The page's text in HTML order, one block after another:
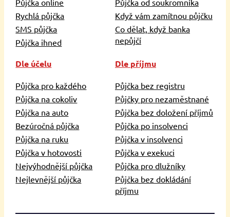
Půjčka online
Rychlá půjčka
SMS půjčka
Půjčka ihned
Půjčka od soukromníka
Když vám zamítnou půjčku
Co dělat, když banka
nepůjčí
Dle účelu
Půjčka pro každého
Půjčka na cokoliv
Půjčka na auto
Bezúročná půjčka
Půjčka na ruku
Půjčka v hotovosti
Nejvýhodnější půjčka
Nejlevnější půjčka
Dle příjmu
Půjčka bez registru
Půjčky pro nezaměstnané
Půjčka bez doložení příjmů
Půjčka po insolvenci
Půjčka v insolvenci
Půjčka v exekuci
Půjčka pro dlužníky
Půjčka bez dokládání
příjmu